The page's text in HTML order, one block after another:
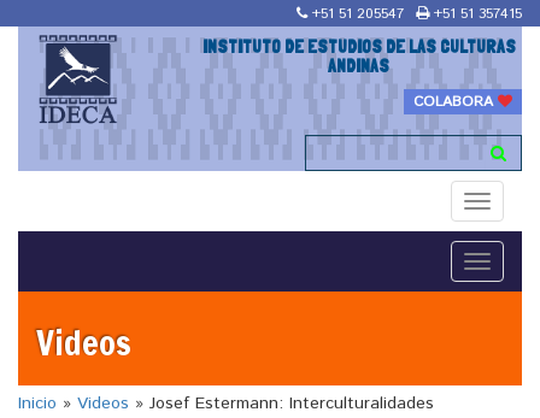
+51 51 205547 +51 51 357415
INSTITUTO DE ESTUDIOS DE LAS CULTURAS
ANDINAS
COLABORA
Toggle
Toggle
Videos
Inicio » Videos » Josef Estermann: Interculturalidades